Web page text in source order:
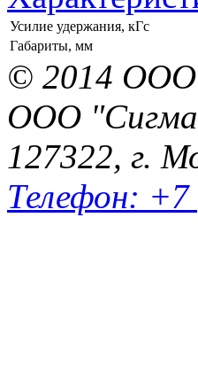
Усилие удержания, кГс
Габариты, мм
© 2014 ООО
ООО
127322, г.
Телефон: